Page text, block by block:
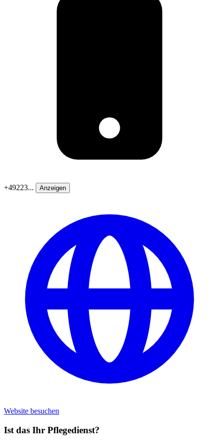
+49223... Anzeigen
Website besuchen
Ist das Ihr Pflegedienst?